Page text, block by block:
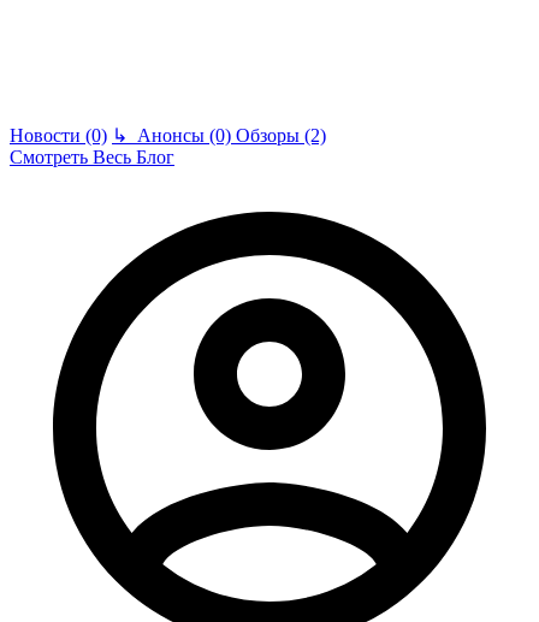
Новости (0) ↳ Анонсы (0) Обзоры (2)
Смотреть Весь Блог